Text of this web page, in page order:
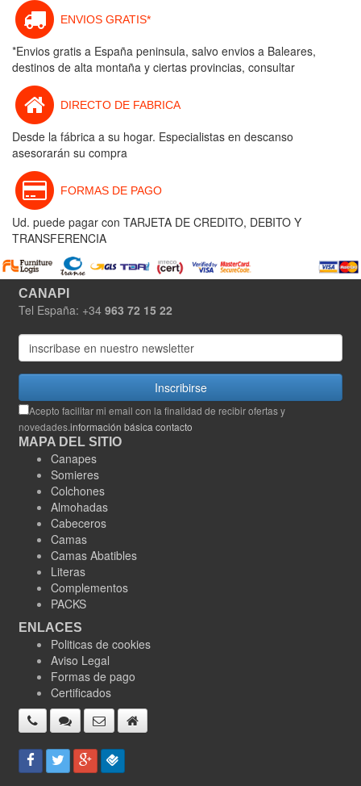
ENVIOS GRATIS*
*Envios gratis a España peninsula, salvo envios a Baleares,
destinos de alta montaña y ciertas provincias, consultar
DIRECTO DE FABRICA
Desde la fábrica a su hogar. Especialistas en descanso
asesorarán su compra
FORMAS DE PAGO
Ud. puede pagar con TARJETA DE CREDITO, DEBITO Y
TRANSFERENCIA
CANAPI
Tel España: +34 963 72 15 22
Inscribirse
Acepto facilitar mi email con la finalidad de recibir ofertas y
novedades.información básica contacto
MAPA DEL SITIO
Canapes
Somieres
Colchones
Almohadas
Cabeceros
Camas
Camas Abatibles
Literas
Complementos
PACKS
ENLACES
Politicas de cookies
Aviso Legal
Formas de pago
Certificados